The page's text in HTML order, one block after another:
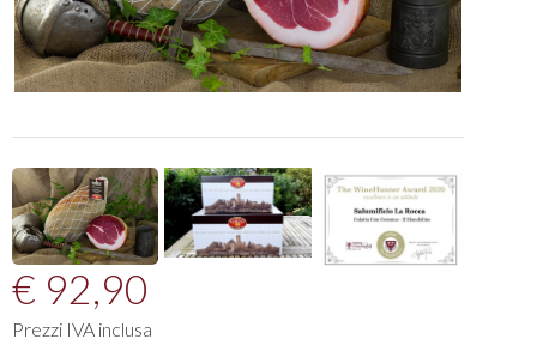
€ 92,90
Prezzi IVA inclusa